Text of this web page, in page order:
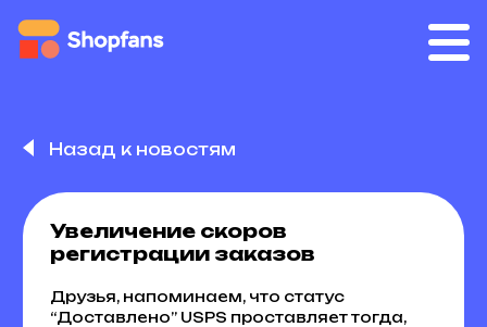
Назад к новостям
Увеличение скоров
регистрации заказов
Друзья, напоминаем, что статус
“Доставлено” USPS проставляет тогда,